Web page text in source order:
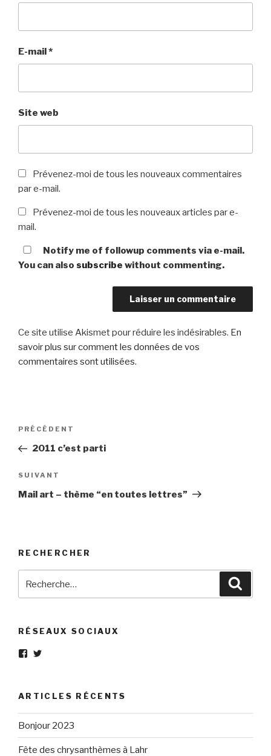
E-mail*
Site web
Prévenez-moi de tous les nouveaux commentaires
par e-mail.
Prévenez-moi de tous les nouveaux articles par e-
mail.
Notify me of followup comments via e-mail.
You can also subscribe without commenting.
Ce site utilise Akismet pour réduire les indésirables. En
savoir plus sur comment les données de vos
commentaires sont utilisées.
Navigation
l’article
Article
précédent
PRÉCÉDENT
2011 c’est parti
Article
suivant
SUIVANT
Mail art – thème “en toutes lettres”
RECHERCHER
pour
RÉSEAUX SOCIAUX
Voir
Eléphant-
Gris-
160596147294205
sur
Facebook
Voir
elephantgris
sur
Twitter
ARTICLES RÉCENTS
Bonjour 2023
Fête des chrysanthèmes à Lahr